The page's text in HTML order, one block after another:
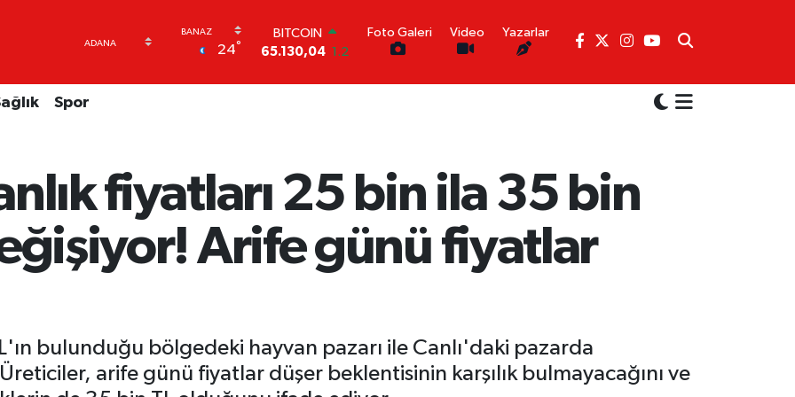
24°
DOLAR
47,7106 0.17
BİST100
13.773 -19
65.130,04 1.2
Foto Galeri Video Yazarlar
Spor
fiyatları 25 bin ila 35 bin
Arife günü fiyatlar
bulunduğu bölgedeki hayvan pazarı ile Canlı'daki pazarda
Üreticiler, arife günü fiyatlar düşer beklentisinin karşılık bulmayacağını ve